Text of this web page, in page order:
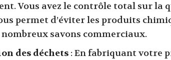
Vous avez le contrôle total sur la
permet d’éviter les produits
nombreux savons commerciaux.
des déchets : En fabriquant votre